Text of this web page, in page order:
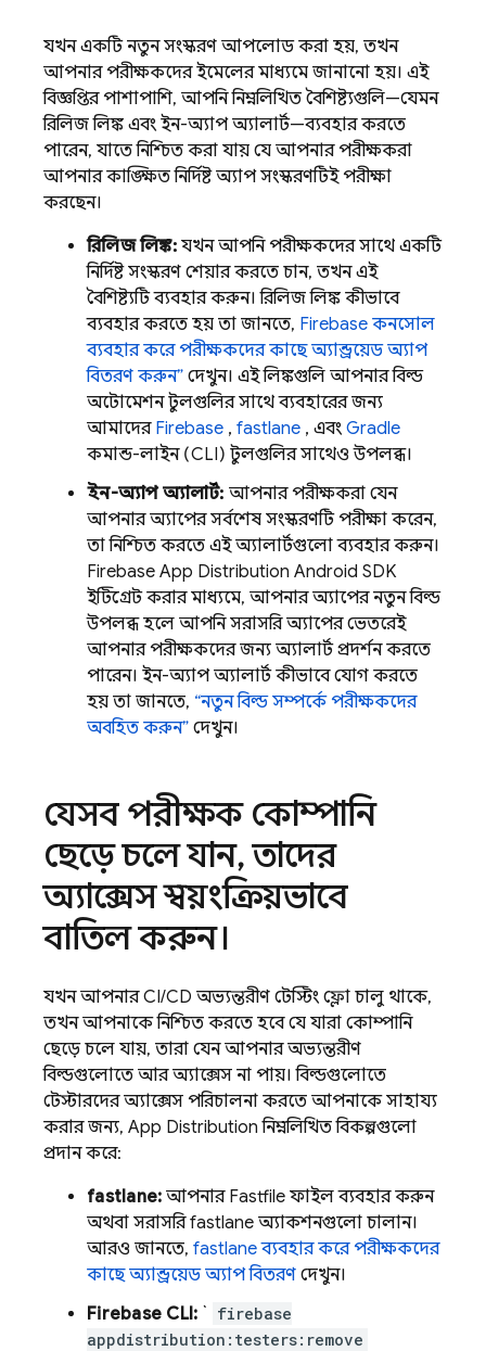
যখন একটি নতুন সংস্করণ আপলোড করা হয়, তখন
আপনার পরীক্ষকদের ইমেলের মাধ্যমে জানানো হয়। এই
বিজ্ঞপ্তির পাশাপাশি, আপনি নিম্নলিখিত বৈশিষ্ট্যগুলি—যেমন
রিলিজ লিঙ্ক এবং ইন-অ্যাপ অ্যালার্ট—ব্যবহার করতে
পারেন, যাতে নিশ্চিত করা যায় যে আপনার পরীক্ষকরা
আপনার কাঙ্ক্ষিত নির্দিষ্ট অ্যাপ সংস্করণটিই পরীক্ষা
করছেন।
রিলিজ লিঙ্ক:যখন আপনি পরীক্ষকদের সাথে একটি
নির্দিষ্ট সংস্করণ শেয়ার করতে চান, তখন এই
বৈশিষ্ট্যটি ব্যবহার করুন। রিলিজ লিঙ্ক কীভাবে
ব্যবহার করতে হয় তা জানতে, Firebase কনসোল
ব্যবহার করে পরীক্ষকদের কাছে অ্যান্ড্রয়েড অ্যাপ
বিতরণ করুন” দেখুন। এই লিঙ্কগুলি আপনার বিল্ড
অটোমেশন টুলগুলির সাথে ব্যবহারের জন্য
আমাদের Firebase , fastlane , এবং Gradle
কমান্ড-লাইন (CLI) টুলগুলির সাথেও উপলব্ধ।
ইন-অ্যাপ অ্যালার্ট: আপনার পরীক্ষকরা যেন
আপনার অ্যাপের সর্বশেষ সংস্করণটি পরীক্ষা করেন,
তা নিশ্চিত করতে এই অ্যালার্টগুলো ব্যবহার করুন।
Firebase App Distribution Android SDK
ইন্টিগ্রেট করার মাধ্যমে, আপনার অ্যাপের নতুন বিল্ড
উপলব্ধ হলে আপনি সরাসরি অ্যাপের ভেতরেই
আপনার পরীক্ষকদের জন্য অ্যালার্ট প্রদর্শন করতে
পারেন। ইন-অ্যাপ অ্যালার্ট কীভাবে যোগ করতে
হয় তা জানতে, “নতুন বিল্ড সম্পর্কে পরীক্ষকদের
অবহিত করুন” দেখুন।
যেসব পরীক্ষক কোম্পানি
ছেড়ে চলে যান,তাদের
অ্যাক্সেস স্বয়ংক্রিয়ভাবে
বাতিল করুন।
যখন আপনার CI/CD অভ্যন্তরীণ টেস্টিং ফ্লো চালু থাকে,
তখন আপনাকে নিশ্চিত করতে হবে যে যারা কোম্পানি
ছেড়ে চলে যায়, তারা যেন আপনার অভ্যন্তরীণ
বিল্ডগুলোতে আর অ্যাক্সেস না পায়। বিল্ডগুলোতে
টেস্টারদের অ্যাক্সেস পরিচালনা করতে আপনাকে সাহায্য
করার জন্য, App Distribution নিম্নলিখিত বিকল্পগুলো
প্রদান করে:
fastlane: আপনার Fastfile ফাইল ব্যবহার করুন
অথবা সরাসরি fastlane অ্যাকশনগুলো চালান।
আরও জানতে, fastlane ব্যবহার করে পরীক্ষকদের
কাছে অ্যান্ড্রয়েড অ্যাপ বিতরণ দেখুন।
Firebase CLI: ` firebase
appdistribution:testers:remove